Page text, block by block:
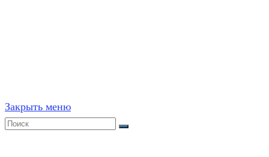
Закрыть меню